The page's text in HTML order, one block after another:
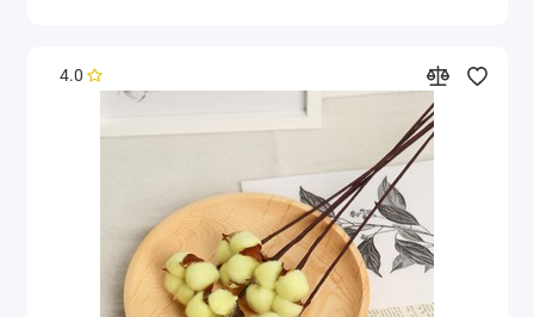
4.0